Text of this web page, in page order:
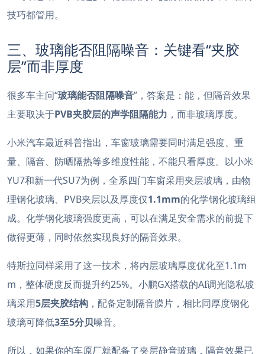
技巧都管用。
三、玻璃能否阻隔噪音：关键看“夹胶
层”而非厚度
很多车主问“玻璃能否阻隔噪音”，答案是：能，但隔音效果
主要取决于PVB夹胶层的声学阻隔能力 ，而非玻璃厚度。
小米汽车最近科普指出，车窗玻璃需要同时满足强度、重
量、隔音、防晒隔热等多维度性能，不能只看厚度。以小米
YU7和新一代SU7为例，全系四门车窗采用夹层玻璃，由物
理钢化玻璃、PVB夹层以及厚度仅1.1mm的化学钢化玻璃组
成。化学钢化玻璃强度更高，可以在满足安全需求的前提下
做得更薄，同时依然实现良好的隔音效果。
特斯拉同样采用了这一技术，将内层玻璃厚度优化至1.1m
m，整体硬度反而提升约25%。小鹏GX搭载的AI调光隐私玻
璃采用5层夹胶结构 ，配备定制隔音膜片，相比同厚度钢化
玻璃可降低3至5分贝噪音。
所以，如果你的车原厂就配备了夹层静音玻璃，隔音效果已